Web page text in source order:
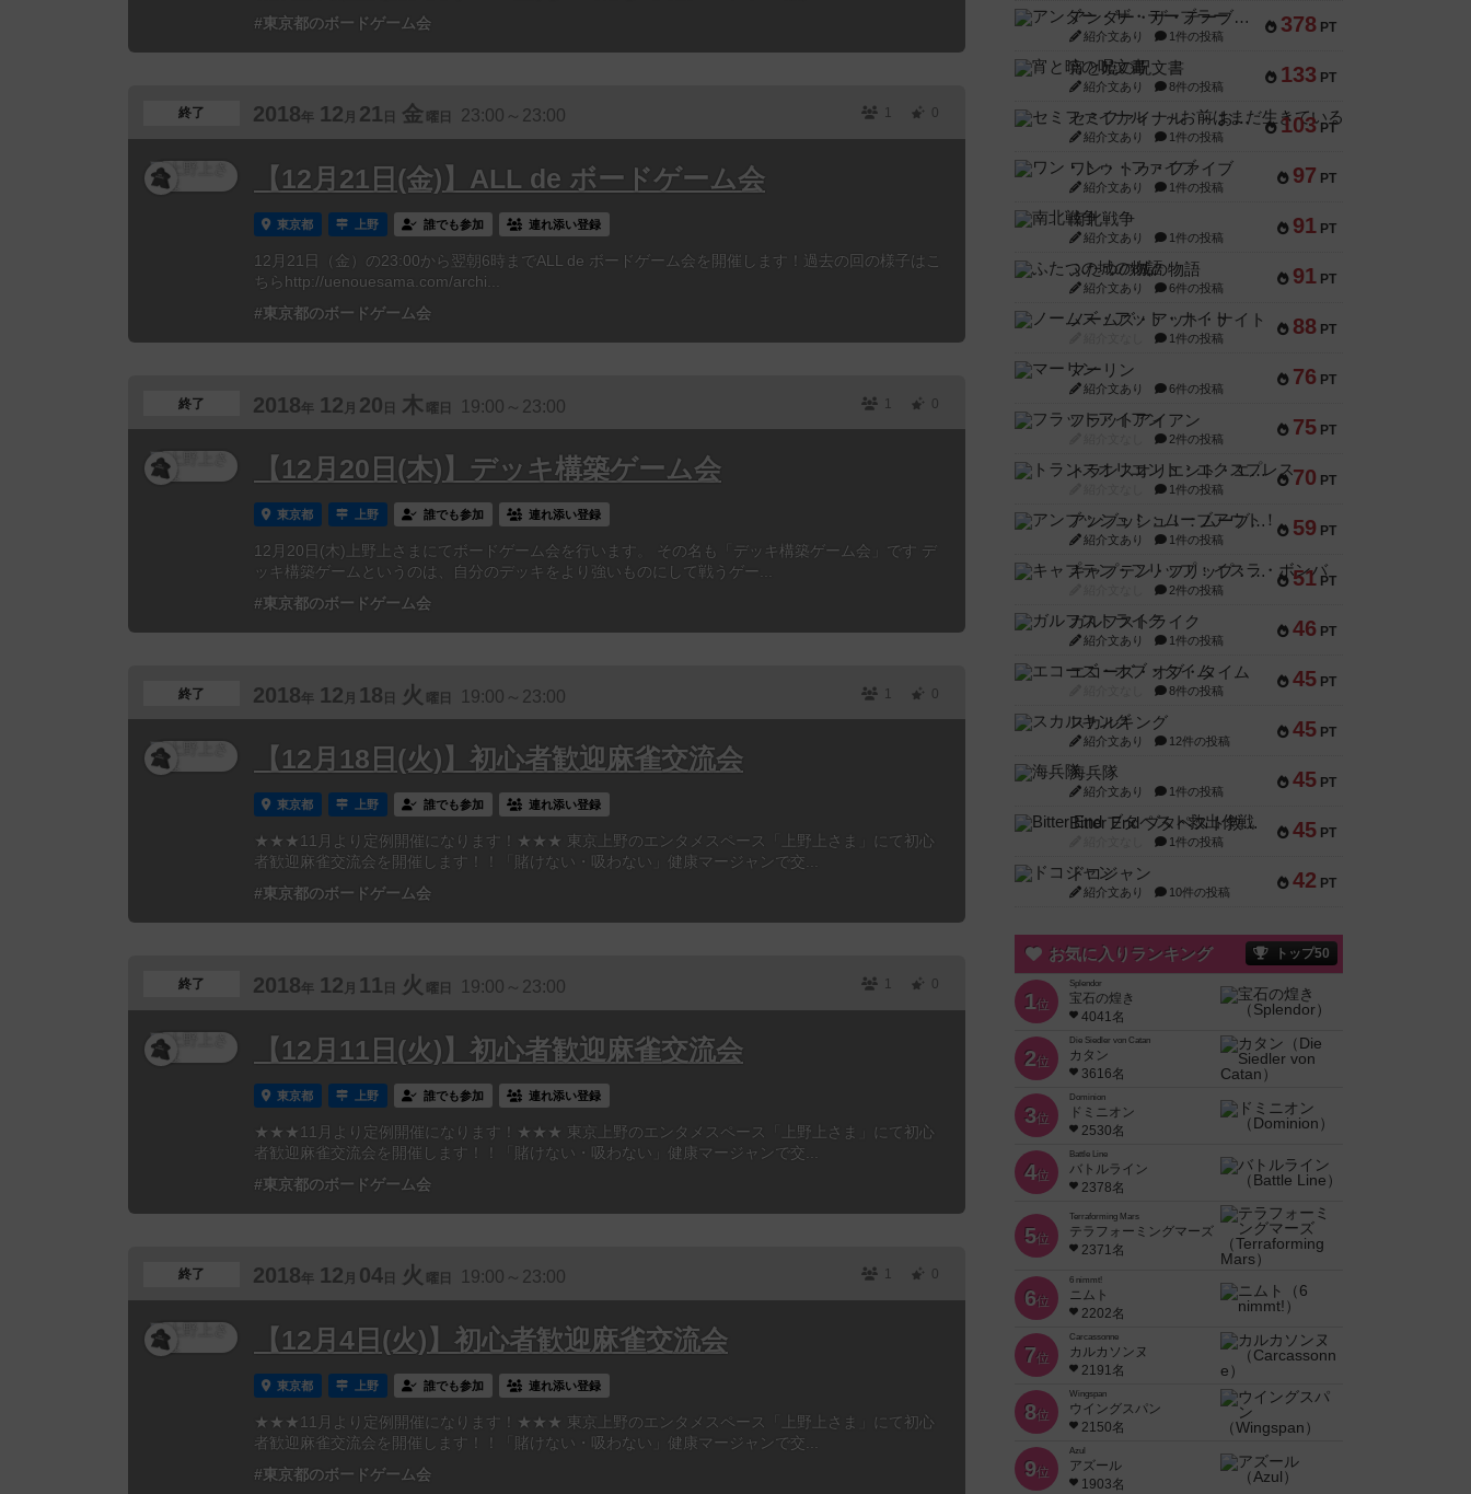
#東京都のボードゲーム会
終了 2018年 12 月 21 金 曜日 23:00～23:00 1 0
【12月21日(金)】ALL de ボードゲーム会
東京都 上野 誰でも参加 連れ添い登録
12月21日（金）の23:00から翌朝6時までALL de ボードゲーム会を開催します！過去の回の様子はこ
ちらhttp://uenouesama.com/archi...
#東京都のボードゲーム会
終了 2018年 12 月 20 木 曜日 19:00～23:00 1 0
【12月20日(木)】デッキ構築ゲーム会
東京都 上野 誰でも参加 連れ添い登録
12月20日(木)上野上さまにてボードゲーム会を行います。 その名も「デッキ構築ゲーム会」です デ
ッキ構築ゲームというのは、自分のデッキをより強いものにして戦うゲー...
#東京都のボードゲーム会
終了 2018年 12 月 18 火 曜日 19:00～23:00 1 0
【12月18日(火)】初心者歓迎麻雀交流会
東京都 上野 誰でも参加 連れ添い登録
★★★11月より定例開催になります！★★★ 東京上野のエンタメスペース「上野上さま」にて初心
者歓迎麻雀交流会を開催します！！「賭けない・吸わない」健康マージャンで交...
#東京都のボードゲーム会
終了 2018年 12 月 11 火 曜日 19:00～23:00 1 0
【12月11日(火)】初心者歓迎麻雀交流会
東京都 上野 誰でも参加 連れ添い登録
★★★11月より定例開催になります！★★★ 東京上野のエンタメスペース「上野上さま」にて初心
者歓迎麻雀交流会を開催します！！「賭けない・吸わない」健康マージャンで交...
#東京都のボードゲーム会
終了 2018年 12 月 04 火 曜日 19:00～23:00 1 0
【12月4日(火)】初心者歓迎麻雀交流会
東京都 上野 誰でも参加 連れ添い登録
★★★11月より定例開催になります！★★★ 東京上野のエンタメスペース「上野上さま」にて初心
者歓迎麻雀交流会を開催します！！「賭けない・吸わない」健康マージャンで交...
#東京都のボードゲーム会
378 PT
アンダー・ザ・テーブラー
紹介文あり 1件の投稿
133 PT
宵と暁の呪文書
紹介文あり 8件の投稿
103 PT
セミファイナル ～お前はまだ生きている～
紹介文あり 1件の投稿
97 PT
ワン・トゥ・ファイブ
紹介文あり 1件の投稿
91 PT
南北戦争
紹介文あり 1件の投稿
91 PT
ふたつの城の物語
紹介文あり 6件の投稿
88 PT
ノームズ・アット・ナイト
1件の投稿
76 PT
マーリン
紹介文あり 6件の投稿
75 PT
フラットアイアン
2件の投稿
70 PT
トランスオリエント・エクスプレス
1件の投稿
59 PT
アンブッシュ！：ムーブアウト！
紹介文あり 1件の投稿
51 PT
キャプテン・フリップ：イスラ・ボンバ
2件の投稿
46 PT
ガルフストライク
紹介文あり 1件の投稿
45 PT
エコーズ・オブ・タイム
8件の投稿
45 PT
スカルキング
紹介文あり 12件の投稿
45 PT
海兵隊
紹介文あり 1件の投稿
45 PT
Bitter End ブタペスト救出作戦
1件の投稿
42 PT
ドコジャン
紹介文あり 10件の投稿
お気に入りランキング トップ50
1位
Splendor
宝石の煌き
4041名
2位
Die Siedler von Catan
カタン
3616名
3位
Dominion
ドミニオン
2530名
4位
Battle Line
バトルライン
2378名
5位
Terraforming Mars
テラフォーミングマーズ
2371名
6位
6 nimmt!
ニムト
2202名
7位
Carcassonne
カルカソンヌ
2191名
8位
Wingspan
ウイングスパン
2150名
9位
Azul
アズール
1903名